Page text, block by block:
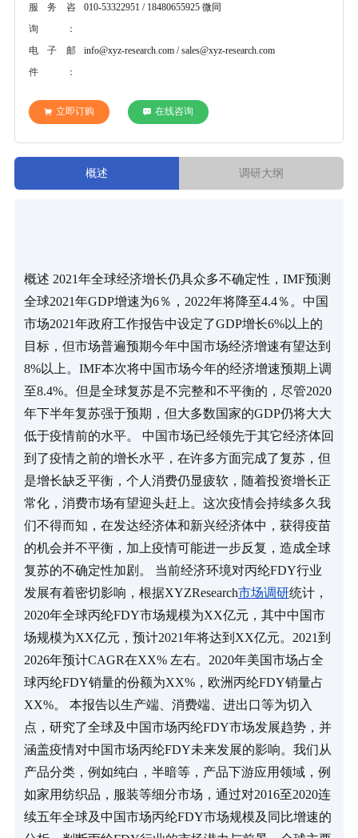
服务咨
询：
010-53322951 / 18480655925 微同
电子邮
件：
info@xyz-research.com / sales@xyz-research.com
立即订购 在线咨询
概述 调研大纲
概述 2021年全球经济增长仍具众多不确定性，IMF预测
全球2021年GDP增速为6％，2022年将降至4.4％。中国
市场2021年政府工作报告中设定了GDP增长6%以上的
目标，但市场普遍预期今年中国市场经济增速有望达到
8%以上。IMF本次将中国市场今年的经济增速预期上调
至8.4%。但是全球复苏是不完整和不平衡的，尽管2020
年下半年复苏强于预期，但大多数国家的GDP仍将大大
低于疫情前的水平。 中国市场已经领先于其它经济体回
到了疫情之前的增长水平，在许多方面完成了复苏，但
是增长缺乏平衡，个人消费仍显疲软，随着投资增长正
常化，消费市场有望迎头赶上。这次疫情会持续多久我
们不得而知，在发达经济体和新兴经济体中，获得疫苗
的机会并不平衡，加上疫情可能进一步反复，造成全球
复苏的不确定性加剧。 当前经济环境对丙纶FDY行业
发展有着密切影响，根据XYZResearch市场调研统计，
2020年全球丙纶FDY市场规模为XX亿元，其中中国市
场规模为XX亿元，预计2021年将达到XX亿元。2021到
2026年预计CAGR在XX% 左右。2020年美国市场占全
球丙纶FDY销量的份额为XX%，欧洲丙纶FDY销量占
XX%。 本报告以生产端、消费端、进出口等为切入
点，研究了全球及中国市场丙纶FDY市场发展趋势，并
涵盖疫情对中国市场丙纶FDY未来发展的影响。我们从
产品分类，例如纯白，半暗等，产品下游应用领域，例
如家用纺织品，服装等细分市场，通过对2016至2020连
续五年全球及中国市场丙纶FDY市场规模及同比增速的